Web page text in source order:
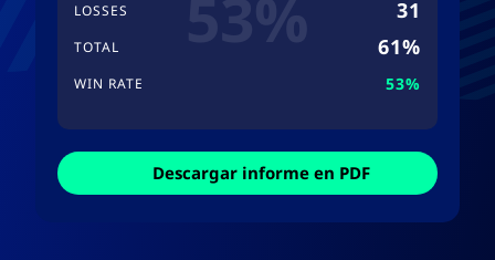
LOSSES 31
TOTAL 61%
WIN RATE 53%
Descargar informe en PDF